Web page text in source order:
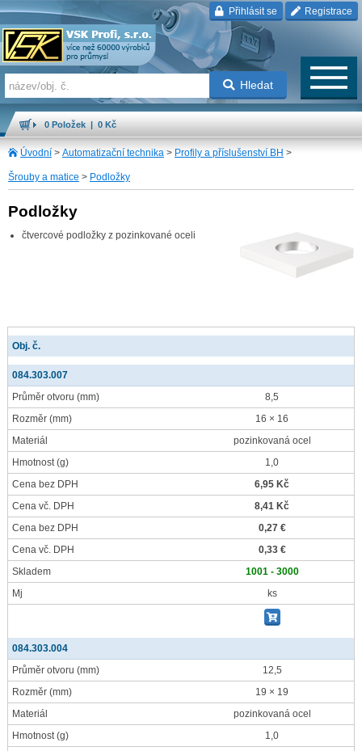
Přihlásit se Registrace
Hledat
0 Položek | 0 Kč
Úvodní > Automatizační technika > Profily a příslušenství BH >
Šrouby a matice > Podložky
Podložky
čtvercové podložky z pozinkované oceli
Obj. č.
084.303.007
Průměr otvoru (mm)
8,5
Rozměr (mm)
16 × 16
Materiál
pozinkovaná ocel
Hmotnost(g)
1,0
Cena bez DPH
6,95 Kč
Cena vč. DPH
8,41 Kč
Cena bez DPH
0,27 €
Cena vč. DPH
0,33 €
Skladem
1001 - 3000
Mj
ks
084.303.004
Průměr otvoru (mm)
12,5
Rozměr (mm)
19 × 19
Materiál
pozinkovaná ocel
Hmotnost(g)
1,0